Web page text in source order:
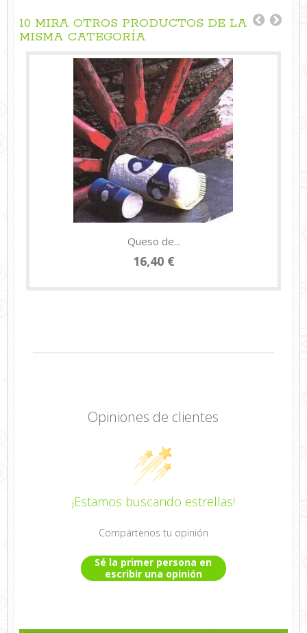
10 MIRA OTROS PRODUCTOS DE LA
MISMA CATEGORÍA
Queso de...
16,40 €
Opiniones de clientes
¡Estamos buscando estrellas!
Compártenos tu opinión
Sé la primer persona en
escribir una opinión